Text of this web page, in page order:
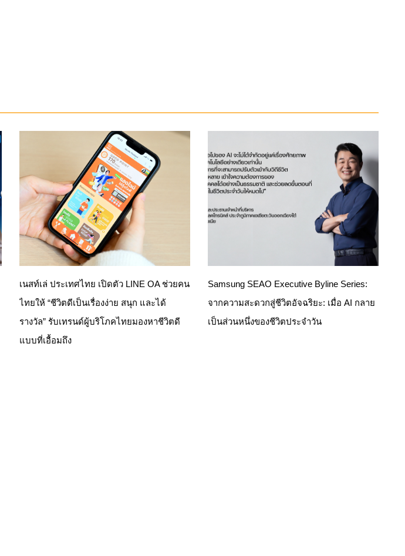
เนสท์เล่ ประเทศไทย เปิดตัว LINE OA ช่วยคน
ไทยให้ “ชีวิตดีเป็นเรื่องง่าย สนุก และได้
รางวัล” รับเทรนด์ผู้บริโภคไทยมองหาชีวิตดี
แบบที่เอื้อมถึง
Samsung SEAO Executive Byline Series:
จากความสะดวกสู่ชีวิตอัจฉริยะ: เมื่อ AI กลาย
เป็นส่วนหนึ่งของชีวิตประจำวัน